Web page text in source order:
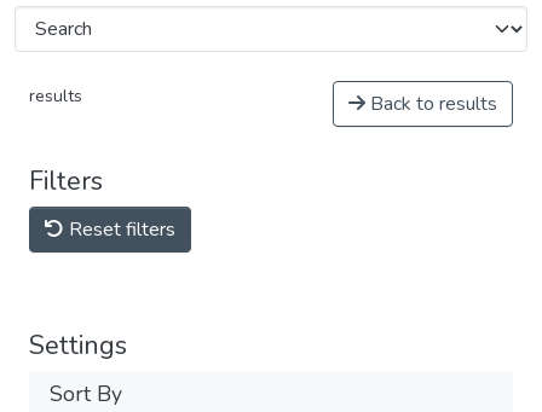
results Back to results
Filters
Reset filters
Settings
Sort By